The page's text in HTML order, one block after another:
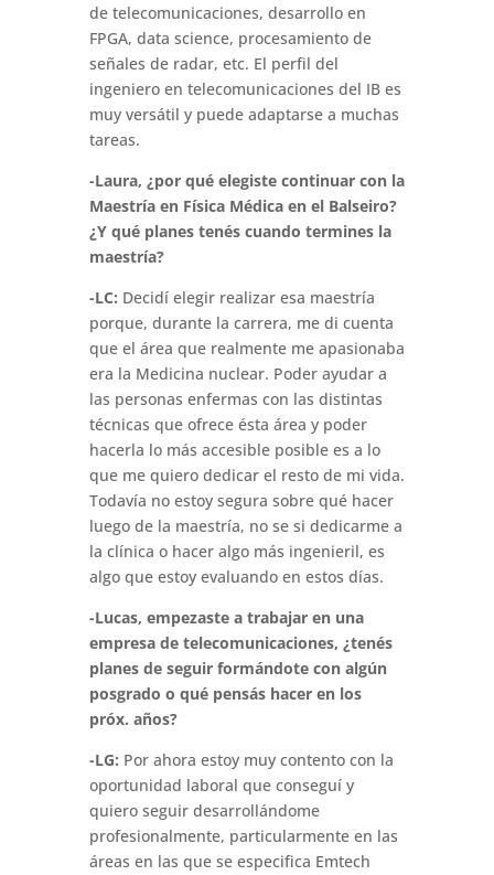
de telecomunicaciones, desarrollo en
FPGA, data science, procesamiento de
señales de radar, etc. El perfil del
ingeniero en telecomunicaciones del IB es
muy versátil y puede adaptarse a muchas
tareas.
-Laura, ¿por qué elegiste continuar con la
Maestría en Física Médica en el Balseiro?
¿Y qué planes tenés cuando termines la
maestría?
-LC: Decidí elegir realizar esa maestría
porque, durante la carrera, me di cuenta
que el área que realmente me apasionaba
era la Medicina nuclear. Poder ayudar a
las personas enfermas con las distintas
técnicas que ofrece ésta área y poder
hacerla lo más accesible posible es a lo
que me quiero dedicar el resto de mi vida.
Todavía no estoy segura sobre qué hacer
luego de la maestría, no se si dedicarme a
la clínica o hacer algo más ingenieril, es
algo que estoy evaluando en estos días.
-Lucas, empezaste a trabajar en una
empresa de telecomunicaciones, ¿tenés
planes de seguir formándote con algún
posgrado o qué pensás hacer en los
próx. años?
-LG: Por ahora estoy muy contento con la
oportunidad laboral que conseguí y
quiero seguir desarrollándome
profesionalmente, particularmente en las
áreas en las que se especifica Emtech